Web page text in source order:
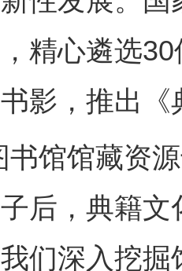
精心遴选
影，推出
馆馆藏资源
后，典籍
们深入挖